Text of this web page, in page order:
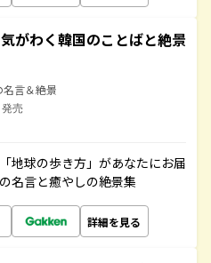
がわく韓国のことばと絶景
名言＆絶景
売
地球の歩き方」があなたにお届
名言と癒やしの絶景集
詳細を見る